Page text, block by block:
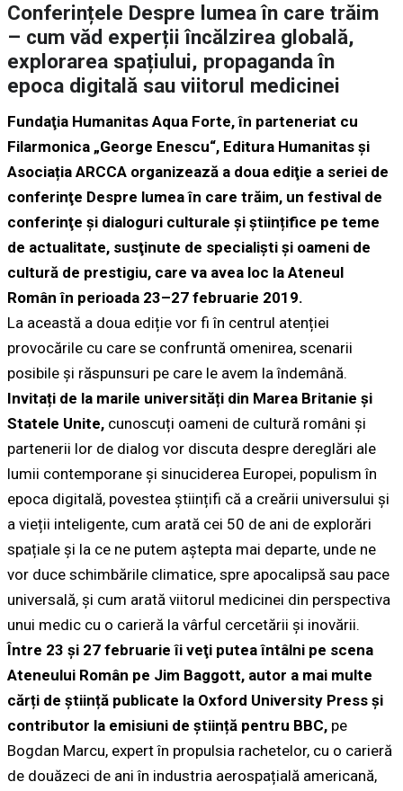
Conferințele Despre lumea în care trăim
– cum văd experții încălzirea globală,
explorarea spațiului, propaganda în
epoca digitală sau viitorul medicinei
Fundaţia Humanitas Aqua Forte, în parteneriat cu
Filarmonica „George Enescu“, Editura Humanitas și
Asociația ARCCA organizează a doua ediţie a seriei de
conferinţe Despre lumea în care trăim, un festival de
conferinţe și dialoguri culturale și științifice pe teme
de actualitate, susţinute de specialiști și oameni de
cultură de prestigiu, care va avea loc la Ateneul
Român în perioada 23–27 februarie 2019.
La această a doua ediție vor fi în centrul atenției
provocările cu care se confruntă omenirea, scenarii
posibile și răspunsuri pe care le avem la îndemână.
Invitați de la marile universități din Marea Britanie și
Statele Unite, cunoscuți oameni de cultură români și
partenerii lor de dialog vor discuta despre dereglări ale
lumii contemporane și sinuciderea Europei, populism în
epoca digitală, povestea științifi că a creării universului și
a vieții inteligente, cum arată cei 50 de ani de explorări
spațiale și la ce ne putem aștepta mai departe, unde ne
vor duce schimbările climatice, spre apocalipsă sau pace
universală, și cum arată viitorul medicinei din perspectiva
unui medic cu o carieră la vârful cercetării și inovării.
Între 23 și 27 februarie îi veţi putea întâlni pe scena
Ateneului Român pe Jim Baggott, autor a mai multe
cărți de știință publicate la Oxford University Press și
contributor la emisiuni de știință pentru BBC, pe
Bogdan Marcu, expert în propulsia rachetelor, cu o carieră
de douăzeci de ani în industria aerospațială americană,